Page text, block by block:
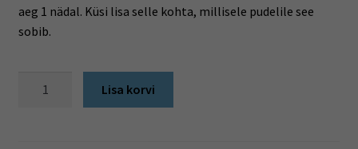
aeg 1 nädal. Küsi lisa selle kohta, millisele pudelile see
sobib.
Lisa korvi